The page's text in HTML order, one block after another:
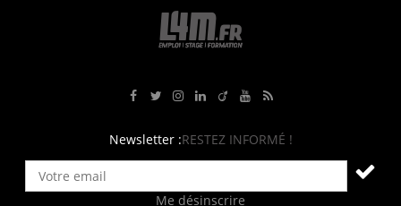
Newsletter :RESTEZ INFORMÉ !
Me désinscrire